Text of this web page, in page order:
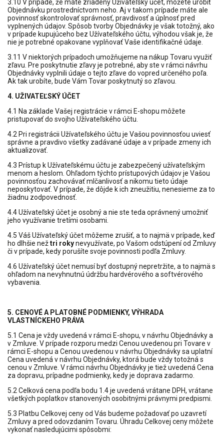
3.10 V prípade, že máte zriadený Užívateľský účet, môžete urobiť
Objednávku prostredníctvom neho. Aj v takom prípade máte ale
povinnosť skontrolovať správnosť, pravdivosť a úplnosť pred
vyplnených údajov. Spôsob tvorby Objednávky je však totožný, ako
v prípade kupujúceho bez Užívateľského účtu, výhodou však je, že
nie je potrebné opakovane vyplňovať Vaše identifikačné údaje.
3.11 V niektorých prípadoch umožňujeme na nákup Tovaru využiť
zľavu. Pre poskytnutie zľavy je potrebné, aby ste v rámci návrhu
Objednávky vyplnili údaje o tejto zľave do vopred určeného poľa.
Ak tak urobíte, bude Vám Tovar poskytnutý so zľavou.
4. UŽIVATEĽSKÝ ÚČET
4.1 Na základe Vašej registrácie v rámci E-shopu môžete
pristupovať do svojho Užívateľského účtu.
4.2 Pri registrácii Užívateľského účtu je Vašou povinnosťou uviesť
správne a pravdivo všetky zadávané údaje a v prípade zmeny ich
aktualizovať.
4.3 Prístup k Užívateľskému účtu je zabezpečený užívateľským
menom a heslom. Ohľadom týchto prístupových údajov je Vašou
povinnosťou zachovávať mlčanlivosť a nikomu tieto údaje
neposkytovať. V prípade, že dôjde k ich zneužitiu, nenesieme za to
žiadnu zodpovednosť.
4.4 Užívateľský účet je osobný a nie ste teda oprávnený umožniť
jeho využívanie tretími osobami.
4.5 Váš Užívateľský účet môžeme zrušiť, a to najmä v prípade, keď
ho dlhšie nežtri rokynevyužívate, po Vašom odstúpení od Zmluvy
či v prípade, kedy porušíte svoje povinnosti podľa Zmluvy.
4.6 Užívateľský účet nemusí byť dostupný nepretržite, a to najmä s
ohľadom na nevyhnutnú údržbu hardvérového a softvérového
vybavenia.
5. CENOVÉ A PLATOBNÉ PODMIENKY, VÝHRADA
VLASTNÍCKEHO PRÁVA
5.1 Cena je vždy uvedená v rámci E-shopu, v návrhu Objednávky a
v Zmluve. V prípade rozporu medzi Cenou uvedenou pri Tovare v
rámci E-shopu a Cenou uvedenou v návrhu Objednávky sa uplatní
Cena uvedená v návrhu Objednávky, ktorá bude vždy totožná s
cenou v Zmluve. V rámci návrhu Objednávky je tiež uvedená Cena
za dopravu, prípadne podmienky, kedy je doprava zadarmo.
5.2 Celková cena podľa bodu 1.4 je uvedená vrátane DPH, vrátane
všetkých poplatkov stanovených osobitnými právnymi predpismi.
5.3 Platbu Celkovej ceny od Vás budeme požadovať po uzavretí
Zmluvy a pred odovzdaním Tovaru. Úhradu Celkovej ceny môžete
vykonať nasledujúcimi spôsobmi: